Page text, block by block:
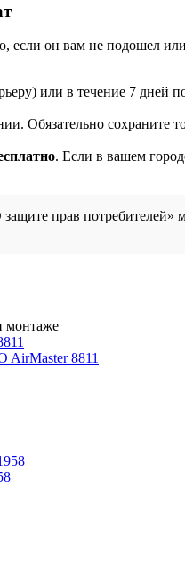
если он вам не подошел
или в течение 7 дней
Обязательно сохраните
. Если в вашем
прав потребителей»
монтаже
AirMaster 8811